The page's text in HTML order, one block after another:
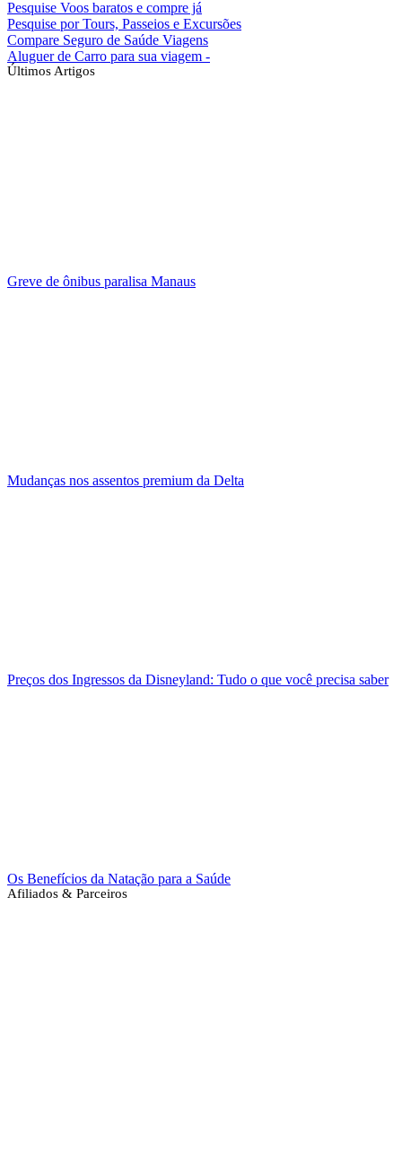
Pesquise Voos baratos e compre já
Pesquise por Tours, Passeios e Excursões
Compare Seguro de Saúde Viagens
Aluguer de Carro para sua viagem -
Últimos Artigos
Greve de ônibus paralisa Manaus
Mudanças nos assentos premium da Delta
Preços dos Ingressos da Disneyland: Tudo o que você precisa saber
Os Benefícios da Natação para a Saúde
Afiliados & Parceiros